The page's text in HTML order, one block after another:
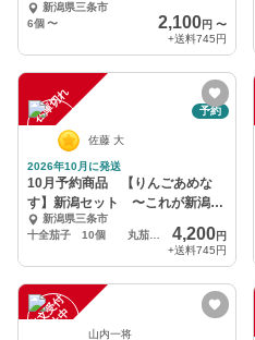
新潟県三条市
6個 〜 2,100円 〜
+送料745円
在庫切れ 予約
佐藤 大
2026年10月に発送
10月予約商品 【りんごあめな
す】新潟セット 〜これが新潟の
茄子です〜
新潟県三条市
4,200円
+送料745円
注
文
受
付
停
止
中 山内一将